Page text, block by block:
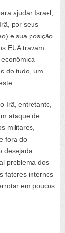
ajudar Israel,
por seus
e sua posição
EUA travam
de tudo, um
Irã, entretanto,
ataque de
militares,
fora do
desejada
problema dos
fatores internos
em poucos